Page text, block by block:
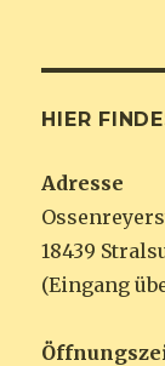
HIER
Adresse
18439
(Eingang